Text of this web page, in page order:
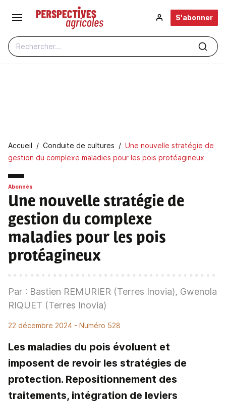
Aller au contenu principal
Rechercher...
S'abonner
Fil d'Ariane
Accueil Conduite de cultures
Une nouvelle stratégie de
gestion du complexe maladies pour les pois protéagineux
Abonnés
Une nouvelle stratégie de
gestion du complexe
maladies pour les pois
protéagineux
Par : Bastien REMURIER (Terres Inovia), Gwenola
RIQUET (Terres Inovia)
22 décembre 2024 - Numéro 528
Les maladies du pois évoluent et
imposent de revoir les stratégies de
protection. Repositionnement des
traitements, intégration de leviers